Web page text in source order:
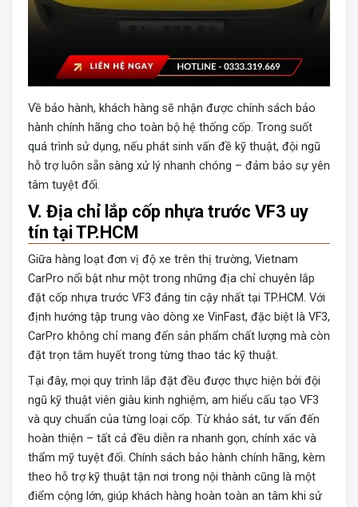
Về bảo hành, khách hàng sẽ nhận được chính sách bảo
hành chính hãng cho toàn bộ hệ thống cốp. Trong suốt
quá trình sử dụng, nếu phát sinh vấn đề kỹ thuật, đội ngũ
hỗ trợ luôn sẵn sàng xử lý nhanh chóng – đảm bảo sự yên
tâm tuyệt đối.
V. Địa chỉ lắp cốp nhựa trước VF3 uy
tín tại TP.HCM
Giữa hàng loạt đơn vị độ xe trên thị trường, Vietnam
CarPro nổi bật như một trong những địa chỉ chuyên lắp
đặt cốp nhựa trước VF3 đáng tin cậy nhất tại TP.HCM. Với
định hướng tập trung vào dòng xe VinFast, đặc biệt là VF3,
CarPro không chỉ mang đến sản phẩm chất lượng mà còn
đặt trọn tâm huyết trong từng thao tác kỹ thuật.
Tại đây, mọi quy trình lắp đặt đều được thực hiện bởi đội
ngũ kỹ thuật viên giàu kinh nghiệm, am hiểu cấu tạo VF3
và quy chuẩn của từng loại cốp. Từ khảo sát, tư vấn đến
hoàn thiện – tất cả đều diễn ra nhanh gọn, chính xác và
thẩm mỹ tuyệt đối. Chính sách bảo hành chính hãng, kèm
theo hỗ trợ kỹ thuật tận nơi trong nội thành cũng là một
điểm cộng lớn, giúp khách hàng hoàn toàn an tâm khi sử